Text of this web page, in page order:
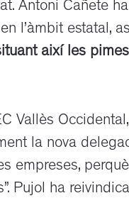
Antoni Cañete
l’àmbit estatal,
així les
Vallès
la nova
empreses,
Pujol ha